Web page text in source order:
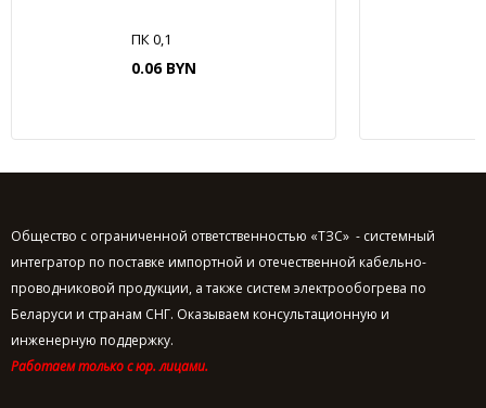
ПК 0,1
0.06 BYN
Общество с ограниченной ответственностью «ТЗС» - системный
интегратор по поставке импортной и отечественной кабельно-
проводниковой продукции, а также систем электрообогрева по
Беларуси и странам СНГ. Оказываем консультационную и
инженерную поддержку.
Работаем только с юр. лицами.